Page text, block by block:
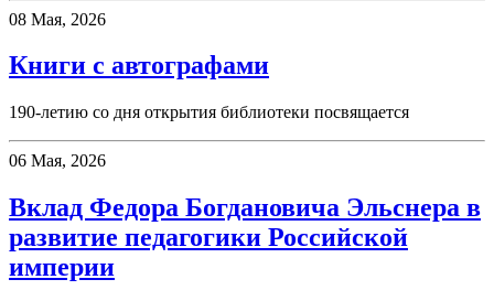
08 Мая, 2026
Книги с автографами
190-летию со дня открытия библиотеки посвящается
06 Мая, 2026
Вклад Федора Богдановича Эльснера в
развитие педагогики Российской
империи